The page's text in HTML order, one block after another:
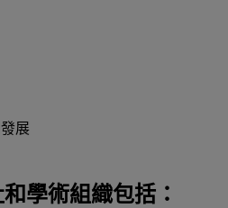
展
學術組織包括：